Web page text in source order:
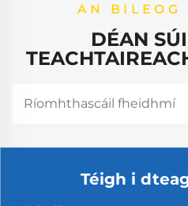
AN BILEOG
DÉAN
Téigh i